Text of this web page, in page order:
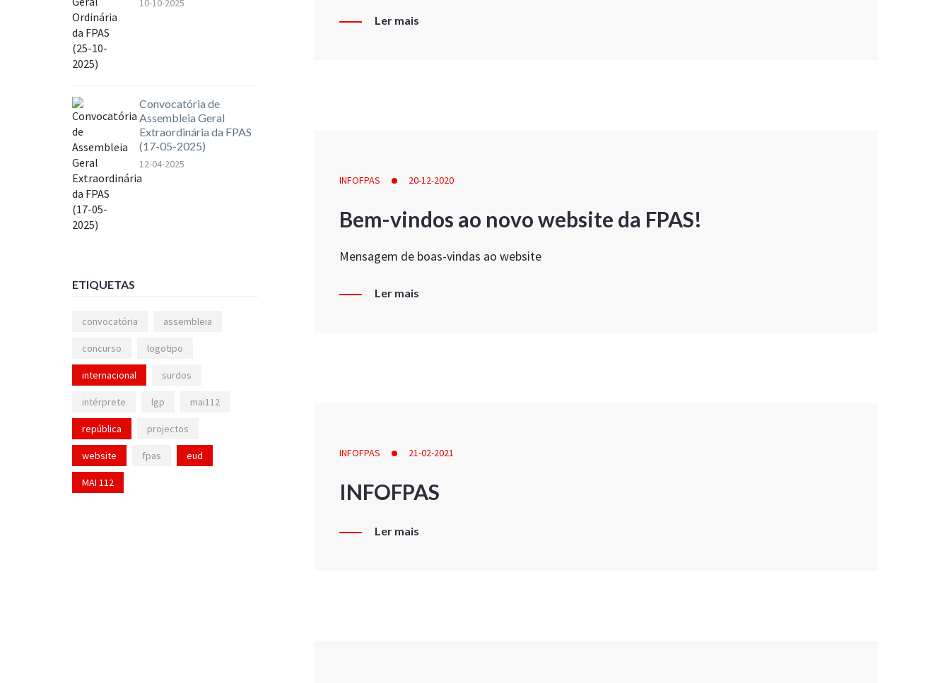
Ler mais
INFOFPAS 20-12-2020
Bem-vindos ao novo website da FPAS!
Mensagem de boas-vindas ao website
Ler mais
INFOFPAS 21-02-2021
INFOFPAS
Ler mais
10-10-2025
Convocatória de
Assembleia Geral
Extraordinária da FPAS
(17-05-2025)
12-04-2025
ETIQUETAS
convocatória assembleia
concurso logotipo
internacional surdos
intérprete lgp mai112
república projectos
website fpas eud
MAI 112